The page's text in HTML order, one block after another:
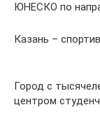
ЮНЕСКО по
Казань –
Город с
центром